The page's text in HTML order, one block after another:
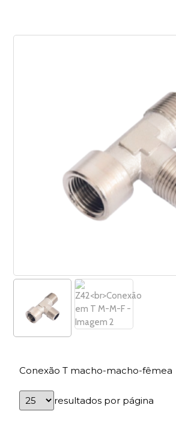
Conexão T macho-macho-fêmea
resultados por página